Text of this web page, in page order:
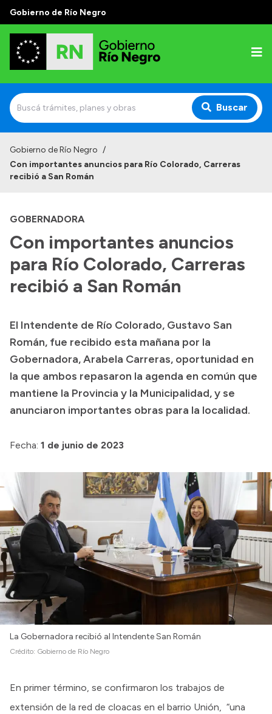
Gobierno de Río Negro
Buscar
Autoridades
Autoridades y Organismos
Discursos en la Legislatura
Casa de Gobierno
Acerca de Río Negro
Geografía
Invertí en Río Negro
Transparencia
Compras y licitaciones
Consulta de expedientes
Consulta de pago a proveedores
Convocatorias
Intranet
Login
Gobierno de Río Negro /
Con importantes anuncios para Río Colorado, Carreras
recibió a San Román
GOBERNADORA
Con importantes anuncios
para Río Colorado, Carreras
recibió a San Román
El Intendente de Río Colorado, Gustavo San
Román, fue recibido esta mañana por la
Gobernadora, Arabela Carreras, oportunidad en
la que ambos repasaron la agenda en común que
mantiene la Provincia y la Municipalidad, y se
anunciaron importantes obras para la localidad.
Fecha: 1 de junio de 2023
La Gobernadora recibió al Intendente San Román
Crédito: Gobierno de Río Negro
En primer término, se confirmaron los trabajos de
extensión de la red de cloacas en el barrio Unión, “una